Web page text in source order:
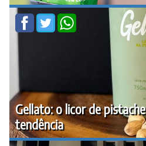
Gellato: o licor de
tendência